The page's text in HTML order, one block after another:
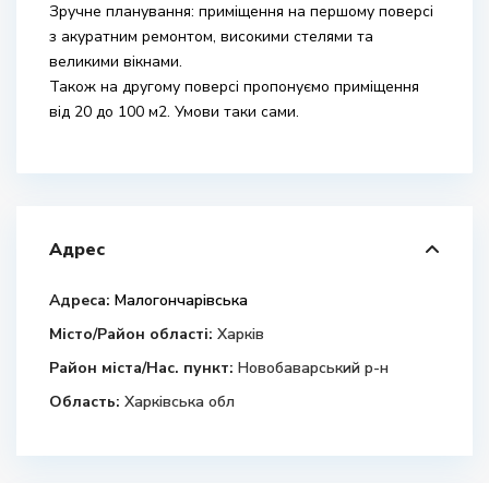
Зручне планування: приміщення на першому поверсі
з акуратним ремонтом, високими стелями та
великими вікнами.
Також на другому поверсі пропонуємо приміщення
від 20 до 100 м2. Умови таки сами.
Адрес
Адреса: Малогончарівська
Місто/Район області: Харків
Район міста/Нас. пункт: Новобаварський р-н
Область: Харківська обл